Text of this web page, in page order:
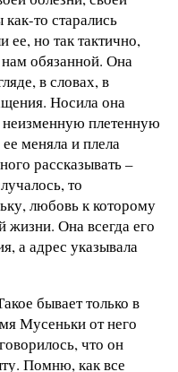
как-то старались
ее, но так тактично,
обязанной. Она
в словах, в
Носила она
неизменную плетенную
меняла и плела
рассказывать –
то
любовь к которому
жизни. Она всегда его
а адрес указывала
бывает только в
Мусеньки от него
что он
Помню, как все